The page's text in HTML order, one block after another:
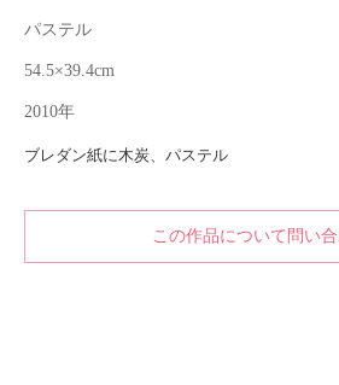
パステル
54.5×39.4cm
2010年
ブレダン紙に木炭、パステル
この作品について問い